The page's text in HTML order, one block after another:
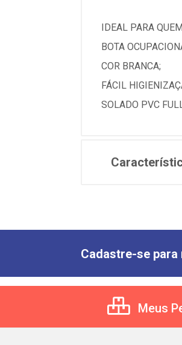
IDEAL PARA
BOTA
COR BRANCA;
FÁCIL
SOLADO PVC
Cadastre-se
Meus